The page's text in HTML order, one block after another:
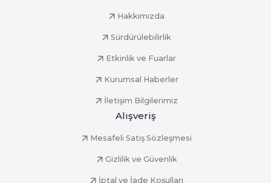
Hakkımızda
Sürdürülebilirlik
Etkinlik ve Fuarlar
Kurumsal Haberler
İletişim Bilgilerimiz
Alışveriş
Mesafeli Satış Sözleşmesi
Gizlilik ve Güvenlik
İptal ve İade Koşulları